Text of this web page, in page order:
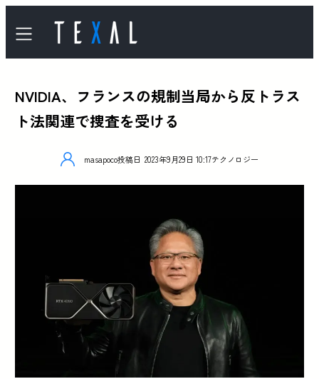
NVIDIA、フランスの規制当局から反トラス
ト法関連で捜査を受ける
masapoco投稿日 2023年9月29日 10:17テクノロジー